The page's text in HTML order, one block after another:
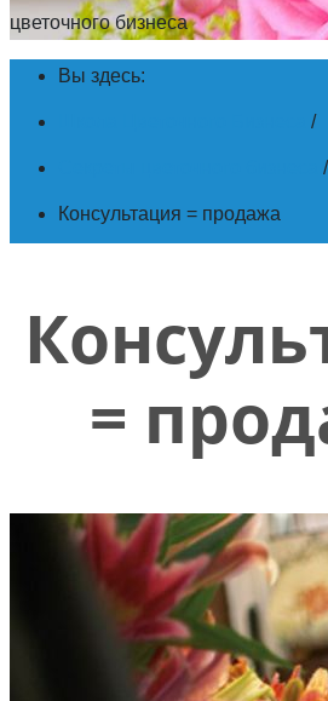
цветочного бизнеса
Вы здесь:
/
/
Консультация = продажа
=